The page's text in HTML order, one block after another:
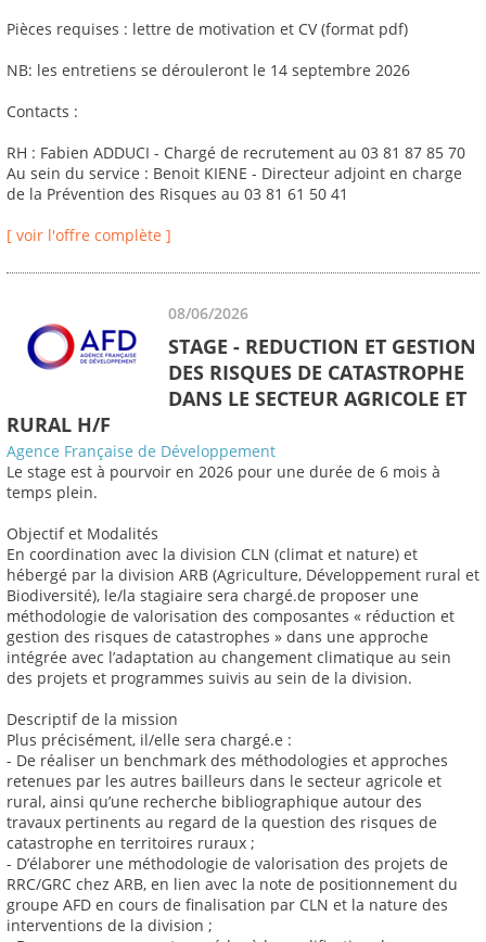
Pièces requises : lettre de motivation et CV (format pdf)
NB: les entretiens se dérouleront le 14 septembre 2026
Contacts :
RH : Fabien ADDUCI - Chargé de recrutement au 03 81 87 85 70
Au sein du service : Benoit KIENE - Directeur adjoint en charge
de la Prévention des Risques au 03 81 61 50 41
[ voir l'offre complète ]
08/06/2026
STAGE - REDUCTION ET GESTION
DES RISQUES DE CATASTROPHE
DANS LE SECTEUR AGRICOLE ET
RURAL H/F
Agence Française de Développement
Le stage est à pourvoir en 2026 pour une durée de 6 mois à
temps plein.
Objectif et Modalités
En coordination avec la division CLN (climat et nature) et
hébergé par la division ARB (Agriculture, Développement rural et
Biodiversité), le/la stagiaire sera chargé.de proposer une
méthodologie de valorisation des composantes « réduction et
gestion des risques de catastrophes » dans une approche
intégrée avec l’adaptation au changement climatique au sein
des projets et programmes suivis au sein de la division.
Descriptif de la mission
Plus précisément, il/elle sera chargé.e :
- De réaliser un benchmark des méthodologies et approches
retenues par les autres bailleurs dans le secteur agricole et
rural, ainsi qu’une recherche bibliographique autour des
travaux pertinents au regard de la question des risques de
catastrophe en territoires ruraux ;
- D’élaborer une méthodologie de valorisation des projets de
RRC/GRC chez ARB, en lien avec la note de positionnement du
groupe AFD en cours de finalisation par CLN et la nature des
interventions de la division ;